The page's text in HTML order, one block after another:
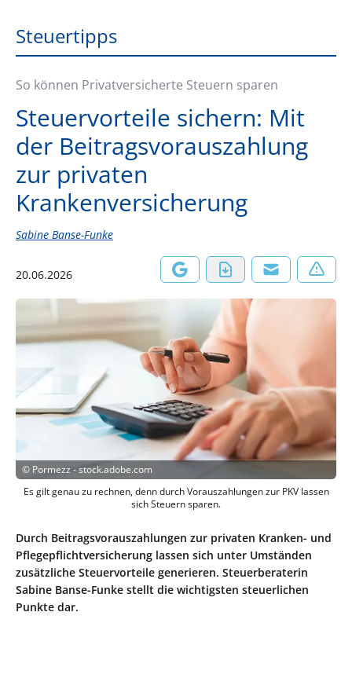
Steuertipps
So können Privatversicherte Steuern sparen
Steuervorteile sichern: Mit
der Beitragsvorauszahlung
zur privaten
Krankenversicherung
Sabine Banse-Funke
20.06.2026
© Pormezz - stock.adobe.com
Es gilt genau zu rechnen, denn durch Vorauszahlungen zur PKV lassen
sich Steuern sparen.
Durch Beitragsvorauszahlungen zur privaten Kranken- und
Pflegepflichtversicherung lassen sich unter Umständen
zusätzliche Steuervorteile generieren. Steuerberaterin
Sabine Banse-Funke stellt die wichtigsten steuerlichen
Punkte dar.